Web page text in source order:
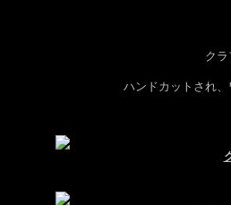
ク
ハンドカットされ